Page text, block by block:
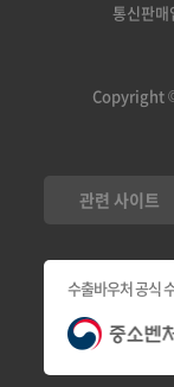
통신판
Copyright
관련 사이트
수출바우처 공식